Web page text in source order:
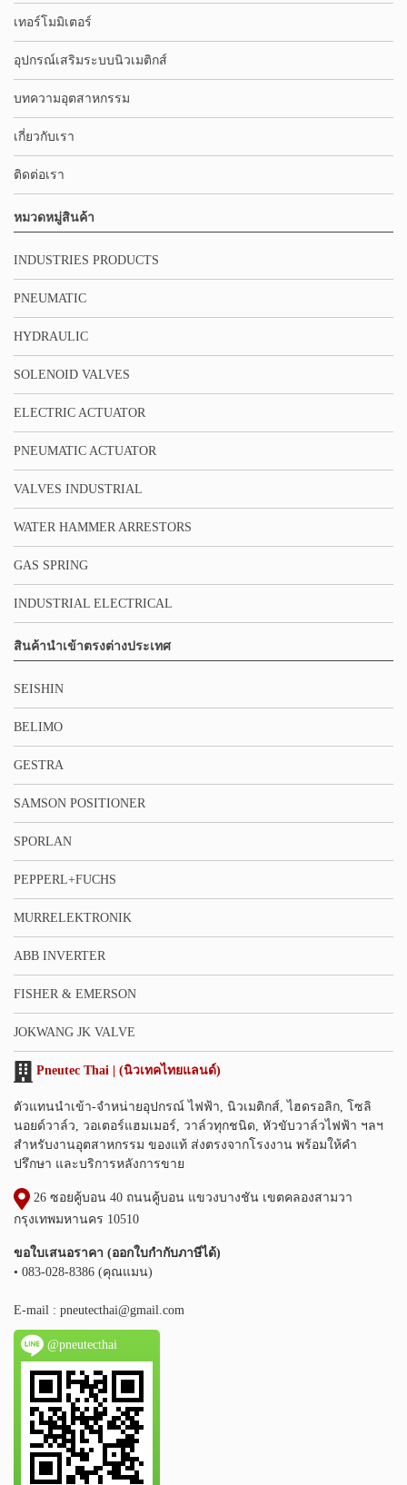
เทอร์โมมิเตอร์
อุปกรณ์เสริมระบบนิวเมติกส์
บทความอุตสาหกรรม
เกี่ยวกับเรา
ติดต่อเรา
หมวดหมู่สินค้า
INDUSTRIES PRODUCTS
PNEUMATIC
HYDRAULIC
SOLENOID VALVES
ELECTRIC ACTUATOR
PNEUMATIC ACTUATOR
VALVES INDUSTRIAL
WATER HAMMER ARRESTORS
GAS SPRING
INDUSTRIAL ELECTRICAL
สินค้านำเข้าตรงต่างประเทศ
SEISHIN
BELIMO
GESTRA
SAMSON POSITIONER
SPORLAN
PEPPERL+FUCHS
MURRELEKTRONIK
ABB INVERTER
FISHER & EMERSON
JOKWANG JK VALVE
Pneutec Thai | (นิวเทคไทยแลนด์)
ตัวแทนนำเข้า-จำหน่ายอุปกรณ์ ไฟฟ้า, นิวเมติกส์, ไฮดรอลิก, โซลิ
นอยด์วาล์ว, วอเตอร์แฮมเมอร์, วาล์วทุกชนิด, หัวขับวาล์วไฟฟ้า ฯลฯ
สำหรับงานอุตสาหกรรม ของแท้ ส่งตรงจากโรงงาน พร้อมให้คำ
ปรึกษา และบริการหลังการขาย
26 ซอยคู้บอน 40 ถนนคู้บอน แขวงบางชัน เขตคลองสามวา
กรุงเทพมหานคร 10510
ขอใบเสนอราคา (ออกใบกำกับภาษีได้)
• 083-028-8386 (คุณแมน)
E-mail : pneutecthai@gmail.com
@pneutecthai